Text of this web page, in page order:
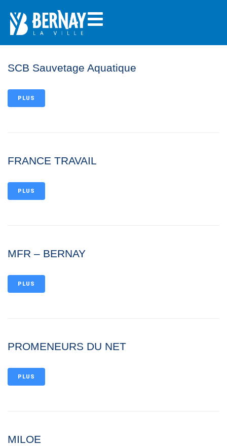
SCB Sauvetage Aquatique
PLUS
FRANCE TRAVAIL
PLUS
MFR – BERNAY
PLUS
PROMENEURS DU NET
PLUS
MILOE